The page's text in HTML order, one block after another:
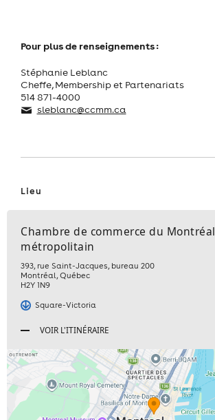
Pour plus de renseignements :
Stéphanie Leblanc
Cheffe, Membership et Partenariats
514 871-4000
sleblanc@ccmm.ca
Lieu
Chambre de commerce du Montréal
métropolitain
393, rue Saint-Jacques, bureau 200
Montréal , Québec
H2Y 1N9
Square-Victoria
VOIR L'ITINÉRAIRE